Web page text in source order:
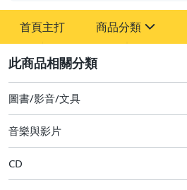
首頁主打 商品分類
圖書/影音/文具
圖書/影音/文具
音樂與影片
CD